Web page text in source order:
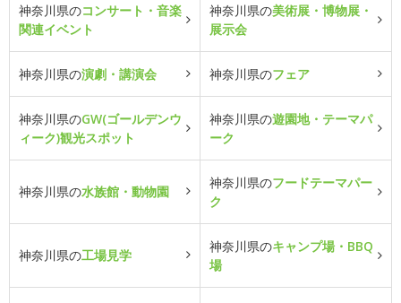
神奈川県のコンサート・音楽
関連イベント
神奈川県の美術展・博物展・
展示会
神奈川県の演劇・講演会 神奈川県のフェア
神奈川県のGW(ゴールデンウ
ィーク)観光スポット
神奈川県の遊園地・テーマパ
ーク
神奈川県の水族館・動物園
神奈川県のフードテーマパー
ク
神奈川県の工場見学
神奈川県のキャンプ場・BBQ
場